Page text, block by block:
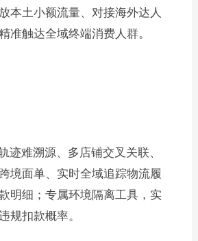
本土小额流量、对接海外达人
准触达全域终端消费人群。
难溯源、多店铺交叉关联、
境面单、实时全域追踪物流履
明细；专属环境隔离工具，实
规扣款概率。